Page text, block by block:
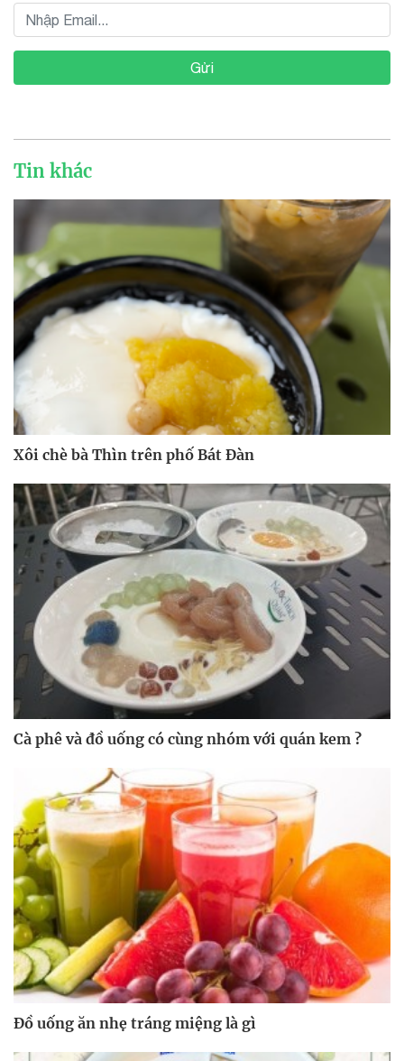
Gửi
Tin khác
Xôi chè bà Thìn trên phố Bát Đàn
Cà phê và đồ uống có cùng nhóm với quán kem ?
Đồ uống ăn nhẹ tráng miệng là gì